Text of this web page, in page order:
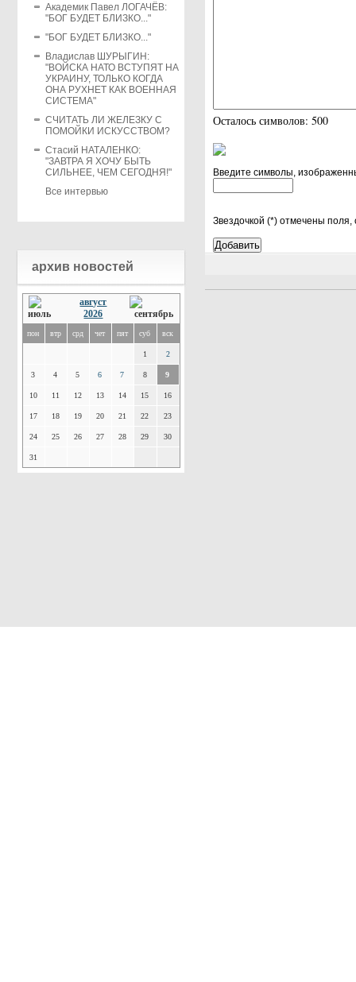
Академик Павел ЛОГАЧЁВ:
"БОГ БУДЕТ БЛИЗКО..."
"БОГ БУДЕТ БЛИЗКО..."
Владислав ШУРЫГИН:
"ВОЙСКА НАТО ВСТУПЯТ НА
УКРАИНУ, ТОЛЬКО КОГДА
ОНА РУХНЕТ КАК ВОЕННАЯ
СИСТЕМА"
СЧИТАТЬ ЛИ ЖЕЛЕЗКУ С
ПОМОЙКИ ИСКУССТВОМ?
Стасий НАТАЛЕНКО:
"ЗАВТРА Я ХОЧУ БЫТЬ
СИЛЬНЕЕ, ЧЕМ СЕГОДНЯ!"
Все интервью
архив новостей
август
2026
пон втр срд чет пят суб вск
1 2
3 4 5 6 7 8 9
10 11 12 13 14 15 16
17 18 19 20 21 22 23
24 25 26 27 28 29 30
31
Осталось символов:500
Введите символы,
Звездочкой (*) отмечены